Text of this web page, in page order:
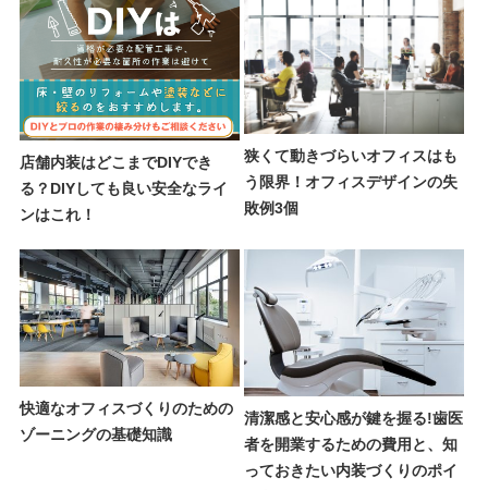
店舗内装はどこまでDIYでき
る？DIYしても良い安全なライ
ンはこれ！
狭くて動きづらいオフィスはも
う限界！オフィスデザインの失
敗例3個
快適なオフィスづくりのための
ゾーニングの基礎知識
清潔感と安心感が鍵を握る!歯医
者を開業するための費用と、知
っておきたい内装づくりのポイ